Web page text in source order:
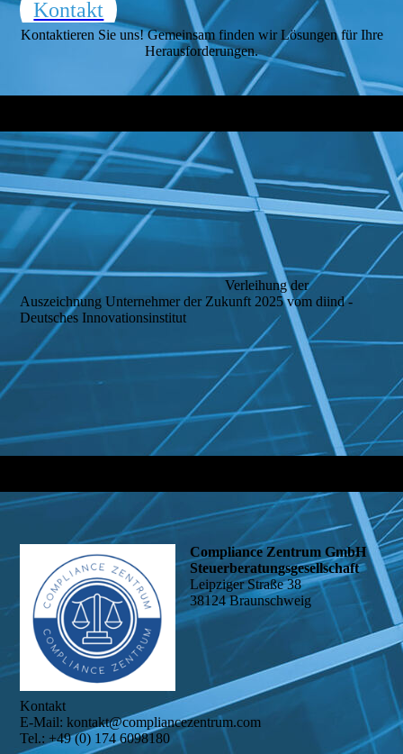
Kontakt
Kontaktieren Sie uns! Gemeinsam finden wir Lösungen für Ihre
Herausforderungen.
Verleihung der
Auszeichnung Unternehmer der Zukunft 2025 vom diind -
Deutsches Innovationsinstitut
Compliance Zentrum GmbH
Steuerberatungsgesellschaft
Leipziger Straße 38
38124 Braunschweig
Kontakt
E-Mail: kontakt@compliancezentrum.com
Tel.: +49 (0) 174 6098180